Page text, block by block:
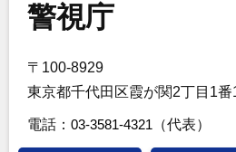
警視庁
〒100-8929
東京都千代田区霞が関2丁目1番
電話： 03-3581-4321 （代表）